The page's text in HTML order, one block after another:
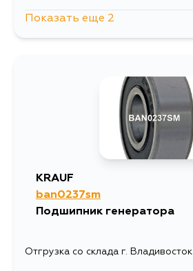
Показать еще 2
KRAUF
ban0237sm
Подшипник генератора
Отгрузка со склада г. Владивосток